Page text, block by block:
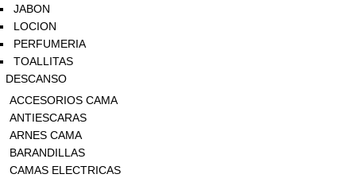
JABON
LOCION
PERFUMERIA
TOALLITAS
DESCANSO
ACCESORIOS CAMA
ANTIESCARAS
ARNES CAMA
BARANDILLAS
CAMAS ELECTRICAS